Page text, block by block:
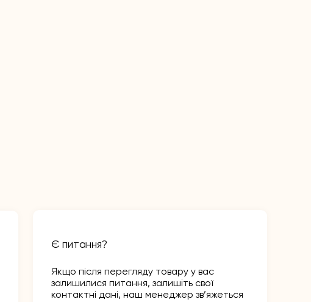
Є питання?
Якщо після перегляду товару у вас
залишилися питання, залишіть свої
контактні дані, наш менеджер зв’яжеться